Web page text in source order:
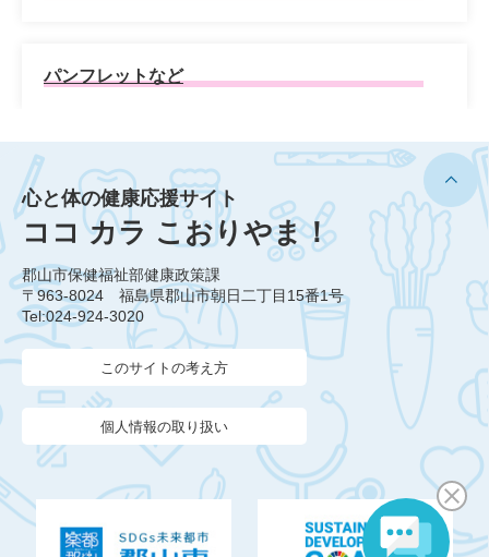
パンフレットなど
心と体の健康応援サイト
ココ カラ こおりやま！
郡山市保健福祉部健康政策課
〒963-8024 福島県郡山市朝日二丁目15番1号
Tel:024-924-3020
このサイトの考え方
個人情報の取り扱い